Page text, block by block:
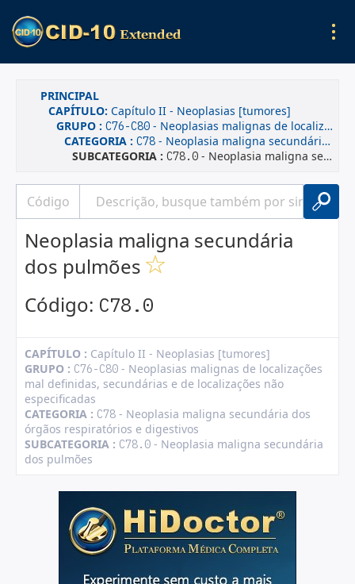
PRINCIPAL
CAPÍTULO: Capítulo II - Neoplasias [tumores]
GRUPO : C76-C80 - Neoplasias malignas de localizações mal definidas, secundárias e de localizações não especificadas
CATEGORIA : C78 - Neoplasia maligna secundária dos órgãos respiratórios e digestivos
SUBCATEGORIA : C78.0 - Neoplasia maligna secundária dos pulmões
Neoplasia maligna secundária
dos pulmões
Código: C78.0
CAPÍTULO : Capítulo II - Neoplasias [tumores]
GRUPO : C76-C80 - Neoplasias malignas de localizações
mal definidas, secundárias e de localizações não
especificadas
CATEGORIA : C78 - Neoplasia maligna secundária dos
órgãos respiratórios e digestivos
SUBCATEGORIA : C78.0 - Neoplasia maligna secundária
dos pulmões